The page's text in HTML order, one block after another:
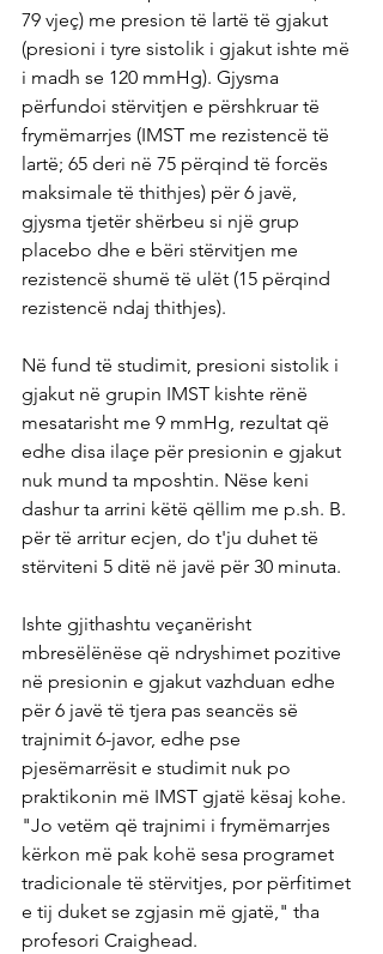
79 vjeç) me presion të lartë të gjakut
(presioni i tyre sistolik i gjakut ishte më
i madh se 120 mmHg). Gjysma
përfundoi stërvitjen e përshkruar të
frymëmarrjes (IMST me rezistencë të
lartë; 65 deri në 75 përqind të forcës
maksimale të thithjes) për 6 javë,
gjysma tjetër shërbeu si një grup
placebo dhe e bëri stërvitjen me
rezistencë shumë të ulët (15 përqind
rezistencë ndaj thithjes).
Në fund të studimit, presioni sistolik i
gjakut në grupin IMST kishte rënë
mesatarisht me 9 mmHg, rezultat që
edhe disa ilaçe për presionin e gjakut
nuk mund ta mposhtin. Nëse keni
dashur ta arrini këtë qëllim me p.sh. B.
për të arritur ecjen, do t'ju duhet të
stërviteni 5 ditë në javë për 30 minuta.
Ishte gjithashtu veçanërisht
mbresëlënëse që ndryshimet pozitive
në presionin e gjakut vazhduan edhe
për 6 javë të tjera pas seancës së
trajnimit 6-javor, edhe pse
pjesëmarrësit e studimit nuk po
praktikonin më IMST gjatë kësaj kohe.
"Jo vetëm që trajnimi i frymëmarrjes
kërkon më pak kohë sesa programet
tradicionale të stërvitjes, por përfitimet
e tij duket se zgjasin më gjatë," tha
profesori Craighead.